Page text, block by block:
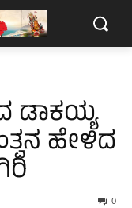
ಡಾಕಯ್ಯ
ಹೇಳಿದ
0